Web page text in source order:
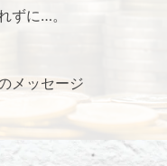
ずに…。
メッセージ